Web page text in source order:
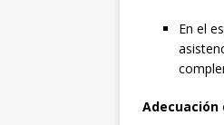
En el
Adecuación